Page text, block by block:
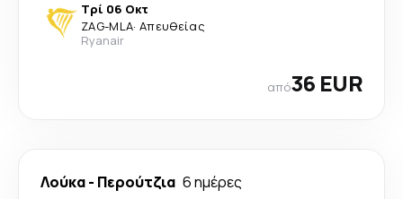
Τρί 06 Οκτ
ZAG-MLA· Απευθείας
Ryanair
από36 EUR
Λούκα- Περούτζια 6 ημέρες